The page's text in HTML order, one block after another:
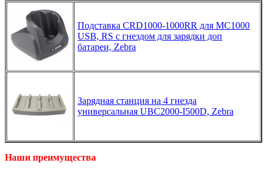
Подставка CRD1000-1000RR для MC1000
USB, RS с гнездом для зарядки доп
батареи, Zebra
Зарядная станция на 4 гнезда
универсальная UBC2000-I500D, Zebra
Наши преимущества